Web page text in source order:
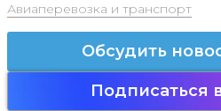
Авиаперевозка и транспорт
Обсудить
Подписаться